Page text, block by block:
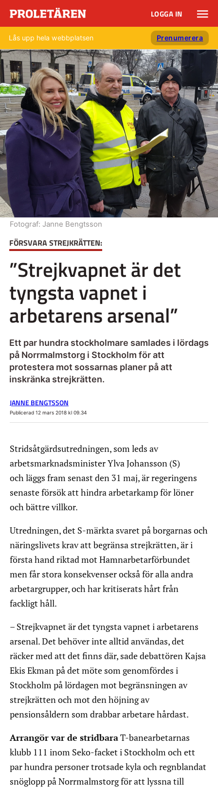
LOGGA IN
Lås upp hela webbplatsen Prenumerera
FÖRSVARA STREJKRÄTTEN:
”Strejkvapnet är det
tyngsta vapnet i
arbetarens arsenal”
Ett par hundra stockholmare samlades i lördags
på Norrmalmstorg i Stockholm för att
protestera mot sossarnas planer på att
inskränka strejkrätten.
Fotograf: Janne Bengtsson
JANNE BENGTSSON
Publicerad 12 mars 2018 kl 09.34
Stridsåtgärdsutredningen, som leds av
arbetsmarknadsminister Ylva Johansson (S)
och läggs fram senast den 31 maj, är regeringens
senaste försök att hindra arbetarkamp för löner
och bättre villkor.
Utredningen, det S-märkta svaret på borgarnas och
näringslivets krav att begränsa strejkrätten, är i
första hand riktad mot Hamnarbetarförbundet
men får stora konsekvenser också för alla andra
arbetargrupper, och har kritiserats hårt från
fackligt håll.
– Strejkvapnet är det tyngsta vapnet i arbetarens
arsenal. Det behöver inte alltid användas, det
räcker med att det finns där, sade debattören Kajsa
Ekis Ekman på det möte som genomfördes i
Stockholm på lördagen mot begränsningen av
strejkrätten och mot den höjning av
pensionsåldern som drabbar arbetare hårdast.
Arrangör var de stridbaraT-banearbetarnas
klubb 111 inom Seko-facket i Stockholm och ett
par hundra personer trotsade kyla och regnblandat
snöglopp på Norrmalmstorg för att lyssna till